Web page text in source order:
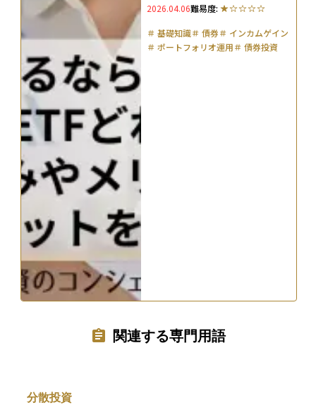
徹底比較
2026.04.06難易度:
＃ 基礎知識＃ 債券＃ インカムゲイン
＃ ポートフォリオ運用＃ 債券投資
関連する専門用語
分散投資